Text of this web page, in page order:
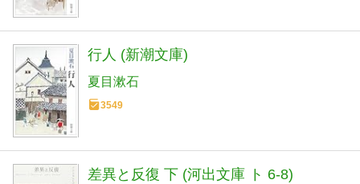
行人 (新潮文庫)
夏目漱石
3549
差異と反復 下 (河出文庫 ト 6-8)